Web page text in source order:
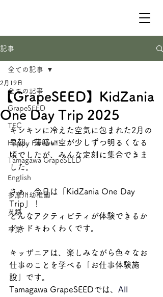
記事
全ての記事
GrapeSEED
TEC
Happy Farewell
Tamagawa GrapeSEED
English
多摩川幼稚園
英語
卒業
全ての記事
【GrapeSEED】KidZania
One Day Trip 2025
2月19日
キンキンに冷えた空気に包まれた2月の
早朝、薄暗い空が少しずつ明るくなる
頃でしたが、みんな定刻に集合できま
した。
さぁ、今日は「KidZania One Day
Trip」！
どんなアクティビティが体験できるか
ドキドキわくわくです。
キッザニアは、楽しみながら色々なお
仕事のことを学べる「お仕事体験施
設」です。
Tamagawa GrapeSEEDでは、 All